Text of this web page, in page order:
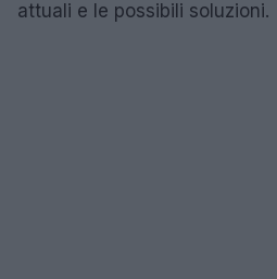
attuali e le possibili soluzioni.